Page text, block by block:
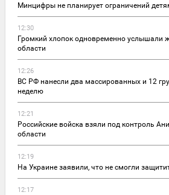
Минцифры не планирует ограничений
12:30
Громкий хлопок одновременно услышали
области
12:26
ВС РФ нанесли два массированных и 12
неделю
12:21
Российские войска взяли под контроль
области
12:19
На Украине заявили, что не смогли
12:17